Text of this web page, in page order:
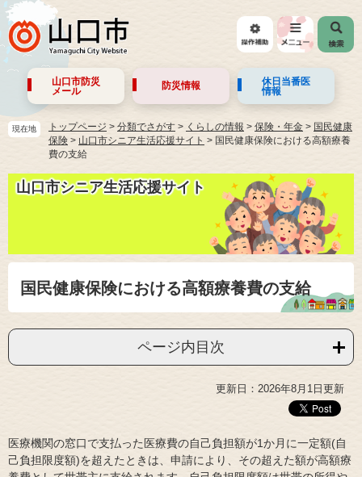
山口市防災
メール
防災情報
休日当番医
情報
現在地 トップページ > 分類でさがす > くらしの情報 > 保険・年金 > 国民健康
保険 > 山口市シニア生活応援サイト > 国民健康保険における高額療養
費の支給
山口市シニア生活応援サイト
国民健康保険における高額療養費の支給
ページ内目次
更新日：2026年8月1日更新
医療機関の窓口で支払った医療費の自己負担額が1か月に一定額(自
己負担限度額)を超えたときは、申請により、その超えた額が高額療